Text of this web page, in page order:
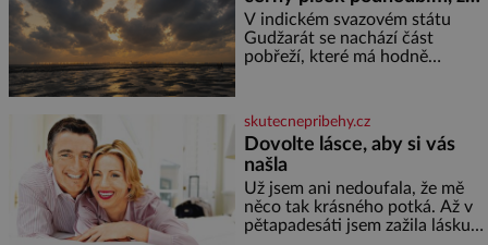
horské hřebeny, projet se na
koloběžce a den zakončit
poznáváním památek ve
kterého roste zlo?
V indickém svazovém státu
Gudžarát se nachází část
pobřeží, které má hodně
Proč má pláž takové netypické
zbarvení? Nakolik jsou pravd
skutecnepribehy.cz
Dovolte lásce, aby si vás
našla
Už jsem ani nedoufala, že mě
něco tak krásného potká. Až v
pětapadesáti jsem zažila lásku